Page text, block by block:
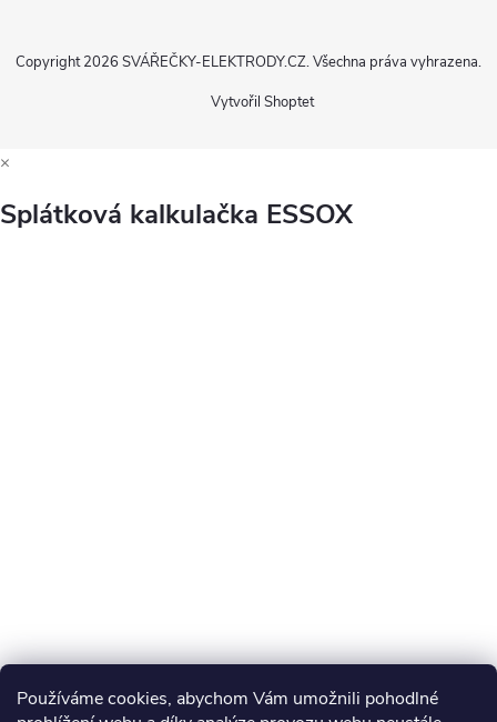
Používáme cookies, abychom Vám umožnili pohodlné
Vytvořil Shoptet
Copyright 2026 SVÁŘEČKY-ELEKTRODY.CZ. Všechna práva vyhrazena.
×
Splátková kalkulačka ESSOX